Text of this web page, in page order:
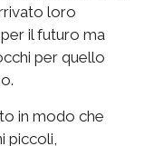
loro
il futuro ma
per quello
in modo che
piccoli,